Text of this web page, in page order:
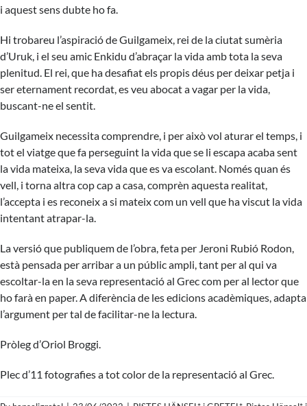
i aquest sens dubte ho fa.
Hi trobareu l’aspiració de Guilgameix, rei de la ciutat sumèria
d’Uruk, i el seu amic Enkidu d’abraçar la vida amb tota la seva
plenitud. El rei, que ha desafiat els propis déus per deixar petja i
ser eternament recordat, es veu abocat a vagar per la vida,
buscant-ne el sentit.
Guilgameix necessita comprendre, i per això vol aturar el temps, i
tot el viatge que fa perseguint la vida que se li escapa acaba sent
la vida mateixa, la seva vida que es va escolant. Només quan és
vell, i torna altra cop cap a casa, comprèn aquesta realitat,
l’accepta i es reconeix a si mateix com un vell que ha viscut la vida
intentant atrapar-la.
La versió que publiquem de l’obra, feta per Jeroni Rubió Rodon,
està pensada per arribar a un públic ampli, tant per al qui va
escoltar-la en la seva representació al Grec com per al lector que
ho farà en paper. A diferència de les edicions acadèmiques, adapta
l’argument per tal de facilitar-ne la lectura.
Pròleg d’Oriol Broggi.
Plec d’11 fotografies a tot color de la representació al Grec.